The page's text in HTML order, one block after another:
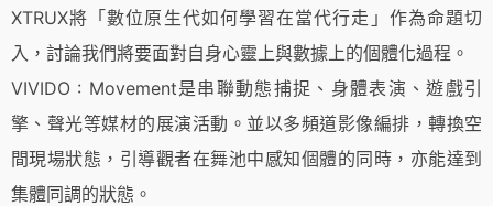
XTRUX將「數位原生代如何學習在當代行走」作為命題切
入，討論我們將要面對自身心靈上與數據上的個體化過程。
VIVIDO : Movement是串聯動態捕捉、身體表演、遊戲引
擎、聲光等媒材的展演活動。並以多頻道影像編排，轉換空
間現場狀態，引導觀者在舞池中感知個體的同時，亦能達到
集體同調的狀態。